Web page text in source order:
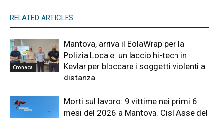
RELATED ARTICLES
Cronaca
Mantova, arriva il BolaWrap per la
Polizia Locale: un laccio hi-tech in
Kevlar per bloccare i soggetti violenti a
distanza
Morti sul lavoro: 9 vittime nei primi 6
mesi del 2026 a Mantova. Cisl Asse del